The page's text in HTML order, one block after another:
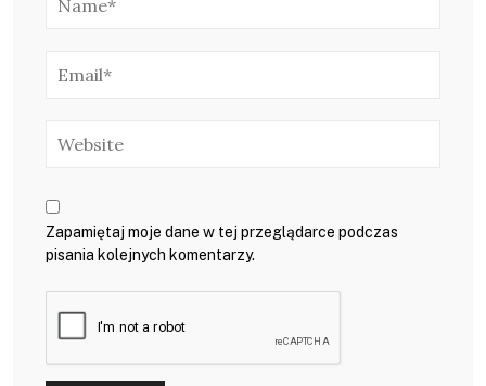
Zapamiętaj moje dane w tej przeglądarce podczas
pisania kolejnych komentarzy.